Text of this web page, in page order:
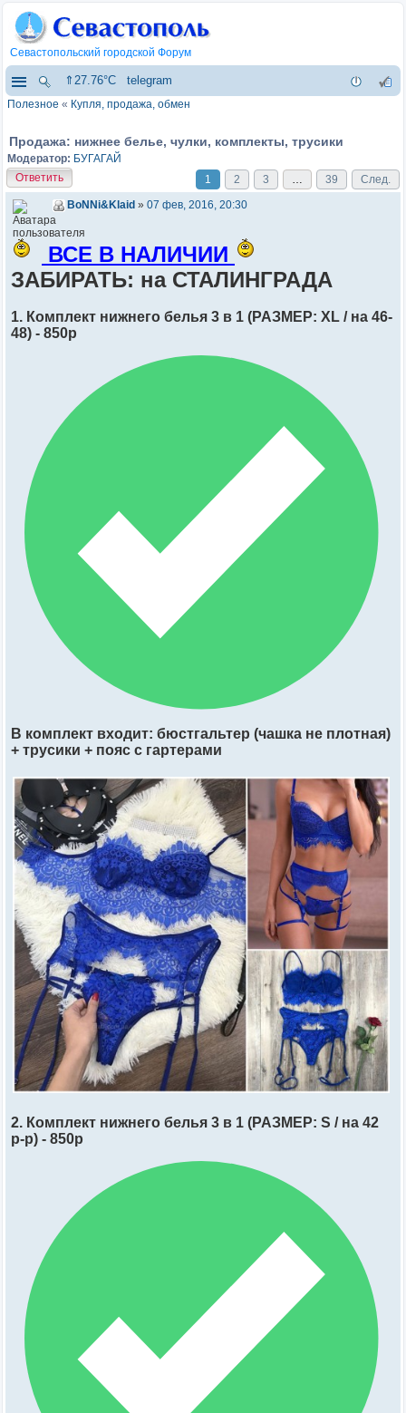
Севастопольский городской Форум
⇑27.76°C telegram
Полезное « Купля, продажа, обмен
Продажа: нижнее белье, чулки, комплекты, трусики
Модератор: БУГАГАЙ
Ответить
1 2 3 … 39 След.
BoNNi&Klaid » 07 фев, 2016, 20:30
ВСЕ В НАЛИЧИИ
ЗАБИРАТЬ: на СТАЛИНГРАДА
1. Комплект нижнего белья 3 в 1 (РАЗМЕР: XL / на 46-
48) - 850р
В комплект входит: бюстгальтер (чашка не плотная)
+ трусики + пояс с гартерами
2. Комплект нижнего белья 3 в 1 (РАЗМЕР: S / на 42
р-р) - 850р